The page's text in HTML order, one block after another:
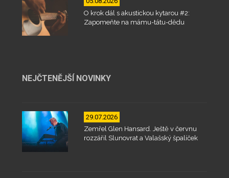
O krok dál s akustickou kytarou #2:
Zapomeňte na mámu-tátu-dědu
NEJČTENĚJŠÍ NOVINKY
29.07.2026
Zemřel Glen Hansard. Ještě v červnu
rozzářil Slunovrat a Valašský špalíček